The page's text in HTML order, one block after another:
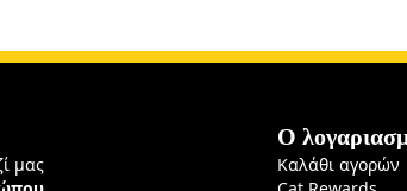
μας
Ο
Καλάθι αγορών